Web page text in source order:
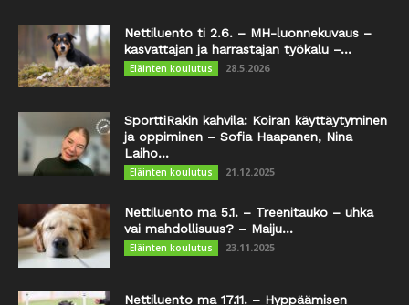
Nettiluento ti 2.6. – MH-luonnekuvaus –
kasvattajan ja harrastajan työkalu –...
Eläinten koulutus 28.5.2026
SporttiRakin kahvila: Koiran käyttäytyminen
ja oppiminen – Sofia Haapanen, Nina
Laiho...
Eläinten koulutus 21.12.2025
Nettiluento ma 5.1. – Treenitauko – uhka
vai mahdollisuus? – Maiju...
Eläinten koulutus 23.11.2025
Nettiluento ma 17.11. – Hyppäämisen